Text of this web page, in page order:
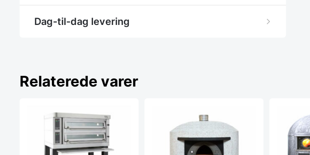
Dag-til-dag levering
Relaterede varer